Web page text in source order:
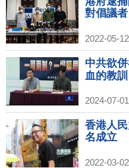
對倡議者
2022-05-
中共欲
血的教訓
2024-07-
香港人
名成立
2022-03-